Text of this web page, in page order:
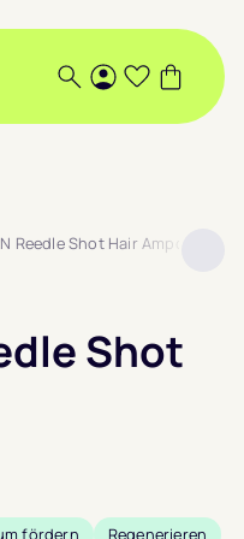
Suche
Login
Reedle Shot Hair Ampoule
Shot
fördern Regenerieren